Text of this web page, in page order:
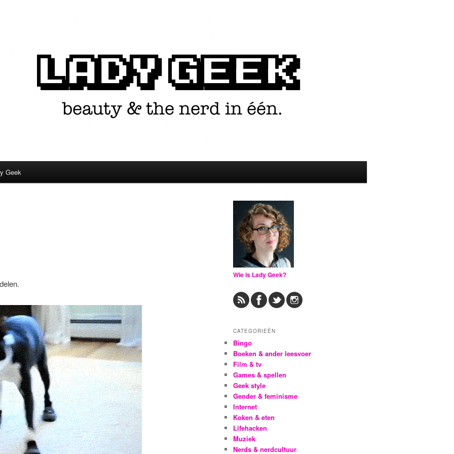
één.
Geek
Wie is Lady Geek?
CATEGORIEËN
Bingo
Boeken & ander leesvoer
Film & tv
Games & spellen
Geek style
Gender & feminisme
Internet
Koken & eten
Lifehacken
Muziek
Nerds & nerdcultuur